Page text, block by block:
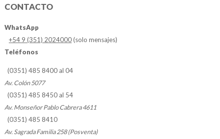
CONTACTO
WhatsApp
+54 9 (351) 2024000(solo mensajes)
Teléfonos
(0351) 485 8400 al 04
Av. Colón 5077
(0351) 485 8450 al 54
Av. Monseñor Pablo Cabrera 4611
(0351) 485 8410
Av. Sagrada Familia 258 (Posventa)